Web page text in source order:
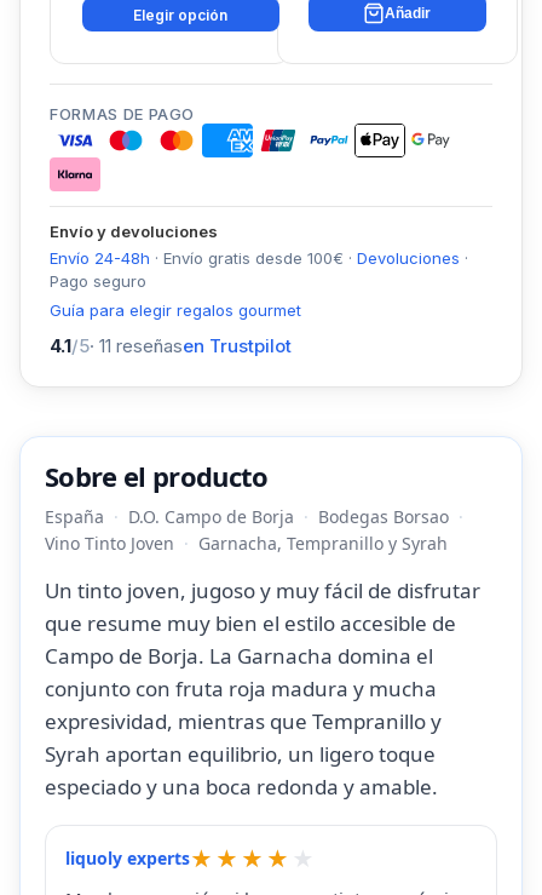
Elegir opción Añadir
FORMAS DE PAGO
Envío y devoluciones
Envío 24-48h · Envío gratis desde 100€ · Devoluciones ·
Pago seguro
Guía para elegir regalos gourmet
4.1/5· 11 reseñasen Trustpilot
Sobre el producto
España D.O. Campo de Borja
Bodegas Borsao
Vino Tinto Joven
Garnacha, Tempranillo y Syrah
Un tinto joven, jugoso y muy fácil de disfrutar
que resume muy bien el estilo accesible de
Campo de Borja. La Garnacha domina el
conjunto con fruta roja madura y mucha
expresividad, mientras que Tempranillo y
Syrah aportan equilibrio, un ligero toque
especiado y una boca redonda y amable.
liquoly experts